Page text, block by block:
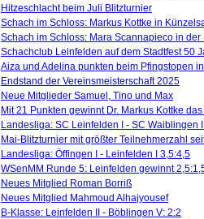
Hitzeschlacht beim Juli Blitzturnier
Schach im Schloss: Markus Kottke in
Schach im Schloss: Mara Scannapieco in der
Schachclub Leinfelden auf dem Stadtfest 50
Aiza und Adelina punkten beim Pfingstopen
Endstand der Vereinsmeisterschaft 2025
Neue Mitglieder Samuel, Tino und Max
Mit 21 Punkten gewinnt Dr. Markus Kottke
Landesliga: SC Leinfelden I - SC Waiblingen
Mai-Blitzturnier mit größter Teilnehmerzahl
Landesliga: Öffingen I - Leinfelden I 3,5:4,5
WSenMM Runde 5: Leinfelden gewinnt
Neues Mitglied Roman Borriß
Neues Mitglied Mahmoud Alhajyousef
B-Klasse: Leinfelden II - Böblingen V: 2:2